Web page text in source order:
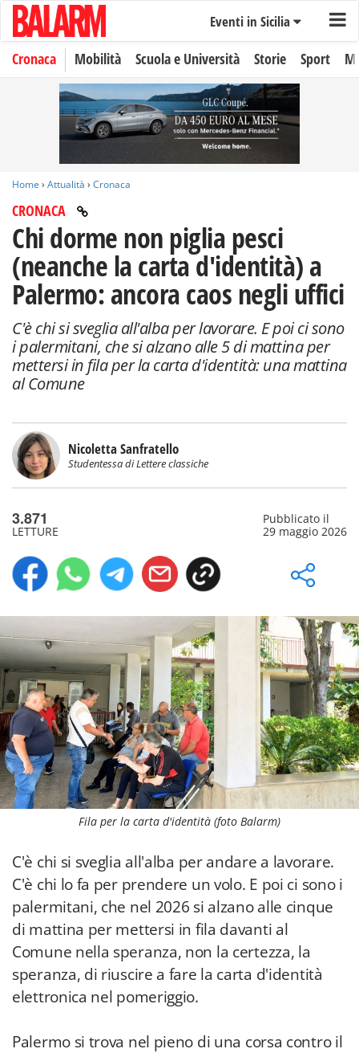
Eventi in Sicilia
Cronaca Mobilità Scuola e Università Storie Sport
Home › Attualità › Cronaca
CRONACA
Chi dorme non piglia pesci
(neanche la carta d'identità) a
Palermo: ancora caos negli uffici
C'è chi si sveglia all'alba per lavorare. E poi ci sono
i palermitani, che si alzano alle 5 di mattina per
mettersi in fila per la carta d'identità: una mattina
al Comune
Nicoletta Sanfratello
Studentessa di Lettere classiche
3.871
LETTURE
Pubblicato il
29 maggio 2026
Fila per la carta d'identità (foto Balarm)
C'è chi si sveglia all'alba per andare a lavorare.
C'è chi lo fa per prendere un volo. E poi ci sono i
palermitani, che nel 2026 si alzano alle cinque
di mattina per mettersi in fila davanti al
Comune nella speranza, non la certezza, la
speranza, di riuscire a fare la carta d'identità
elettronica nel pomeriggio.
Palermo si trova nel pieno di una corsa contro il